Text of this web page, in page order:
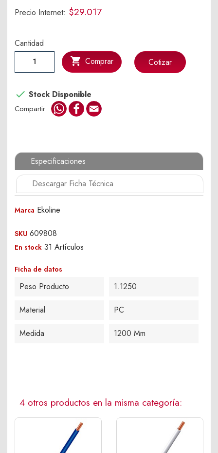
Precio Internet: $29.017
Cantidad
 Comprar
 Stock Disponible
Cotizar
Compartir WhatsApp
Facebook
Especificaciones
Descargar Ficha Técnica
Marca Ekoline
SKU 609808
En stock 31 Artículos
Ficha de datos
Peso Producto 1.1250
Material PC
Medida 1200 Mm
4 otros productos en la misma categoría: